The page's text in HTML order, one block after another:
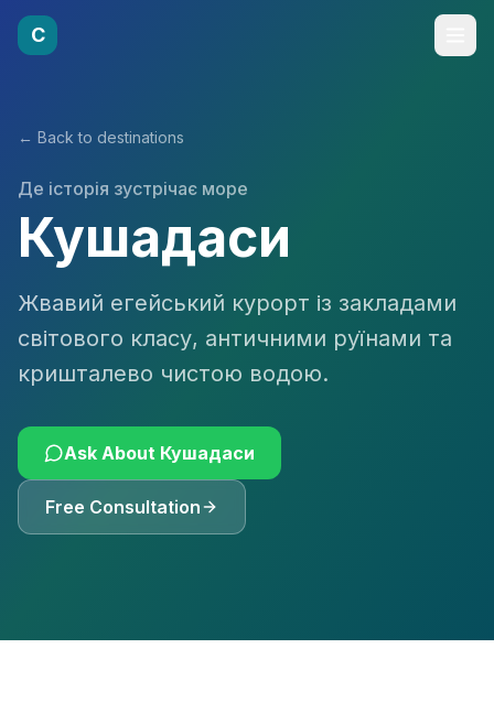
C
← Back to destinations
Де історія зустрічає море
Кушадаси
Жвавий егейський курорт із закладами
світового класу, античними руїнами та
кришталево чистою водою.
Ask About Кушадаси
Free Consultation